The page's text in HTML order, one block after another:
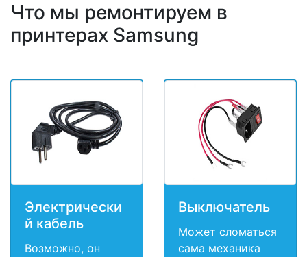
Что мы ремонтируем в
принтерах Samsung
Электрически
й кабель
Возможно, он
Выключатель
Может сломаться
сама механика